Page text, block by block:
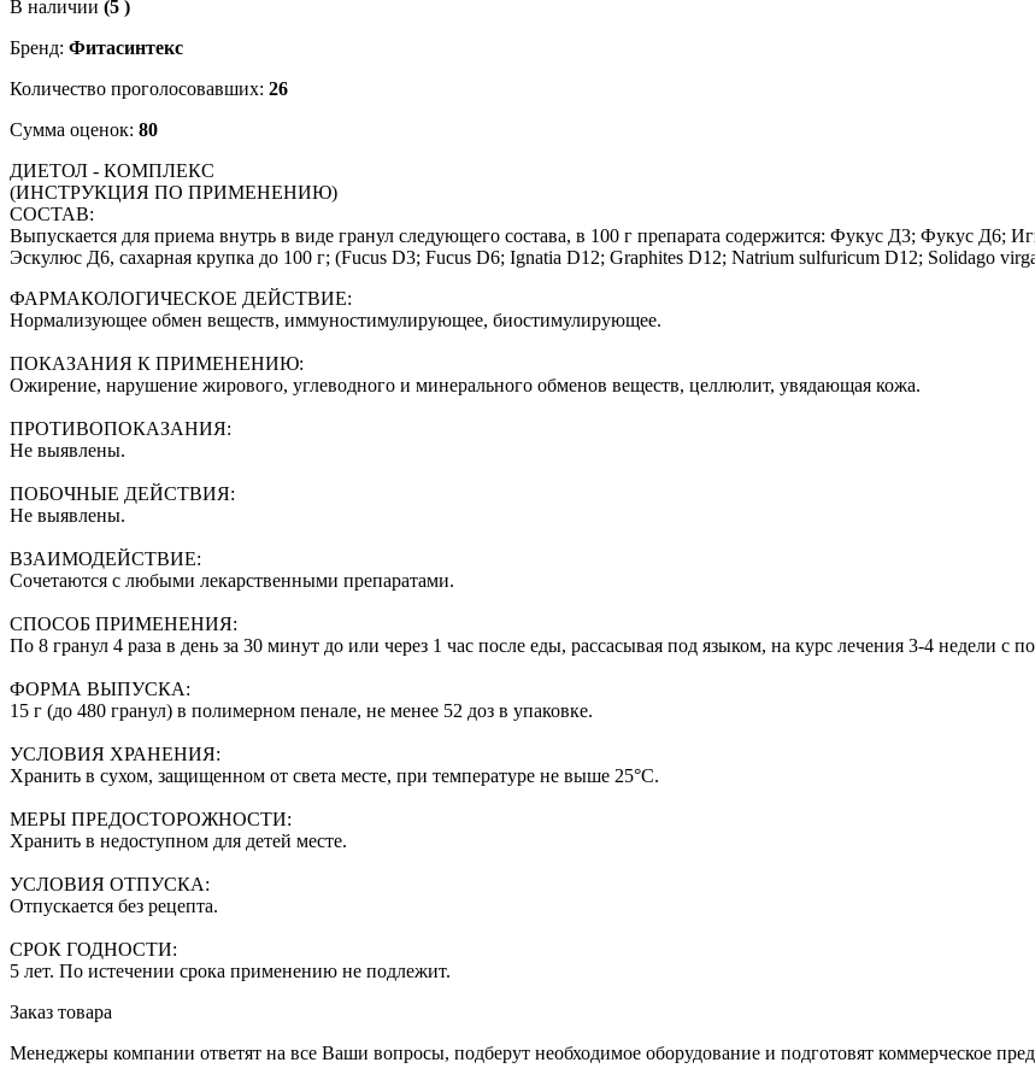
В наличии (5 )
Бренд: Фитасинтекс
Количество проголосовавших: 26
Сумма оценок: 80
ДИЕТОЛ - КОМПЛЕКС
(ИНСТРУКЦИЯ ПО ПРИМЕНЕНИЮ)
СОСТАВ:
Выпускается для приема внутрь в виде гранул следующего состава, в 100 г препарата содержится: Фукус Д3; Фукус
Эскулюс Д6, сахарная крупка до 100 г; (Fucus D3; Fucus D6; Ignatia D12; Graphites D12; Natrium sulfuricum D12; Solidago
ФАРМАКОЛОГИЧЕСКОЕ ДЕЙСТВИЕ:
Нормализующее обмен веществ, иммуностимулирующее, биостимулирующее.
ПОКАЗАНИЯ К ПРИМЕНЕНИЮ:
Ожирение, нарушение жирового, углеводного и минерального обменов веществ, целлюлит, увядающая кожа.
ПРОТИВОПОКАЗАНИЯ:
Не выявлены.
ПОБОЧНЫЕ ДЕЙСТВИЯ:
Не выявлены.
ВЗАИМОДЕЙСТВИЕ:
Сочетаются с любыми лекарственными препаратами.
СПОСОБ ПРИМЕНЕНИЯ:
По 8 гранул 4 раза в день за 30 минут до или через 1 час после еды, рассасывая под языком, на курс лечения 3-4 недели
ФОРМА ВЫПУСКА:
15 г (до 480 гранул) в полимерном пенале, не менее 52 доз в упаковке.
УСЛОВИЯ ХРАНЕНИЯ:
Хранить в сухом, защищенном от света месте, при температуре не выше 25°С.
МЕРЫ ПРЕДОСТОРОЖНОСТИ:
Хранить в недоступном для детей месте.
УСЛОВИЯ ОТПУСКА:
Отпускается без рецепта.
СРОК ГОДНОСТИ:
5 лет. По истечении срока применению не подлежит.
Заказ товара
Менеджеры компании ответят на все Ваши вопросы, подберут необходимое оборудование и подготовят коммерческое